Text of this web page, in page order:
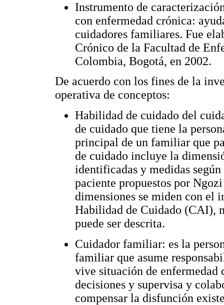
Instrumento de
con enfermedad crónica:
cuidadores familiares. Fue
Crónico de la Facultad de
Colombia, Bogotá, en 2002.
De acuerdo con los fines de la
operativa de conceptos:
Habilidad de cuidado del
de cuidado que tiene la
principal de un familiar que
de cuidado incluye la
identificadas y medidas
paciente propuestos por
dimensiones se miden con el
Habilidad de Cuidado (CAI),
puede ser descrita.
Cuidador familiar: es la
familiar que asume
vive situación de enfermedad
decisiones y supervisa y
compensar la disfunción